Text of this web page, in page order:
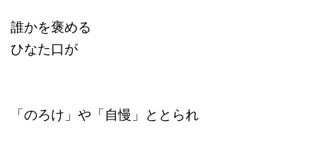
誰かを褒める
ひなた口が
「のろけ」や「自慢」ととられ